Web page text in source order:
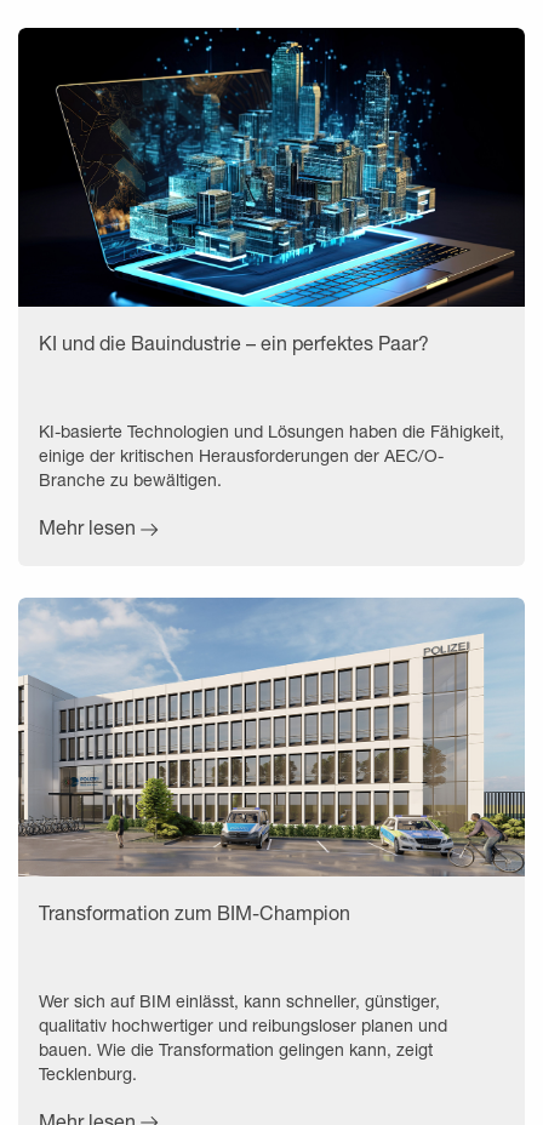
KI und die Bauindustrie – ein perfektes Paar?
KI-basierte Technologien und Lösungen haben die Fähigkeit,
einige der kritischen Herausforderungen der AEC/O-
Branche zu bewältigen.
Mehr lesen
Transformation zum BIM-Champion
Wer sich auf BIM einlässt, kann schneller, günstiger,
qualitativ hochwertiger und reibungsloser planen und
bauen. Wie die Transformation gelingen kann, zeigt
Tecklenburg.